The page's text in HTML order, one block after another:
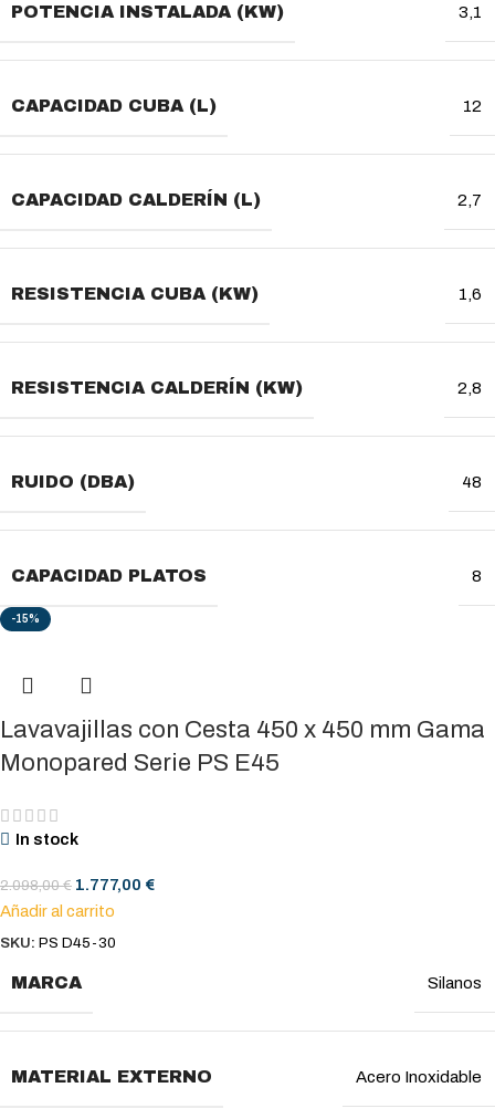
POTENCIA INSTALADA (KW) 3,1
CAPACIDAD CUBA (L) 12
CAPACIDAD CALDERÍN (L) 2,7
RESISTENCIA CUBA (KW) 1,6
RESISTENCIA CALDERÍN (KW) 2,8
RUIDO (DBA) 48
CAPACIDAD PLATOS 8
-15%
Lavavajillas con Cesta 450 x 450 mm Gama
Monopared Serie PS E45
In stock
2.098,00€ 1.777,00 €
Añadir al carrito
SKU: PS D45-30
MARCA Silanos
MATERIAL EXTERNO Acero Inoxidable